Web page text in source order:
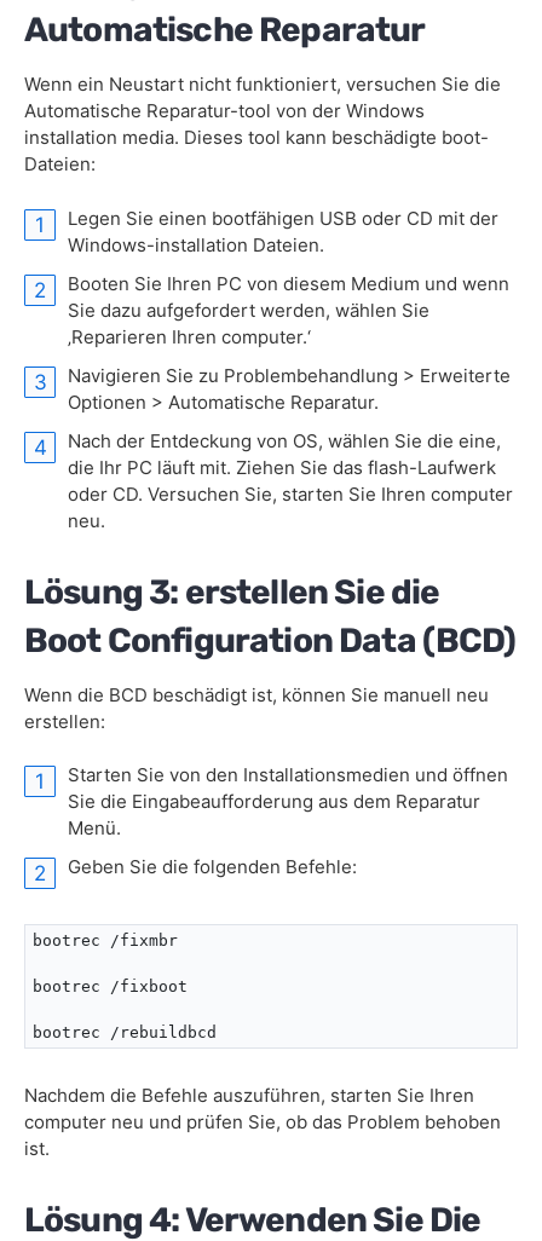
Automatische Reparatur
Wenn ein Neustart nicht funktioniert, versuchen Sie die
Automatische Reparatur-tool von der Windows
installation media. Dieses tool kann beschädigte boot-
Dateien:
Legen Sie einen bootfähigen USB oder CD mit der
Windows-installation Dateien.
Booten Sie Ihren PC von diesem Medium und wenn
Sie dazu aufgefordert werden, wählen Sie
‚Reparieren Ihren computer.‘
Navigieren Sie zu Problembehandlung > Erweiterte
Optionen > Automatische Reparatur.
Nach der Entdeckung von OS, wählen Sie die eine,
die Ihr PC läuft mit. Ziehen Sie das flash-Laufwerk
oder CD. Versuchen Sie, starten Sie Ihren computer
neu.
Lösung 3: erstellen Sie die
Boot Configuration Data (BCD)
Wenn die BCD beschädigt ist, können Sie manuell neu
erstellen:
Starten Sie von den Installationsmedien und öffnen
Sie die Eingabeaufforderung aus dem Reparatur
Menü.
Geben Sie die folgenden Befehle:
bootrec /fixmbr
bootrec /fixboot
bootrec /rebuildbcd
Nachdem die Befehle auszuführen, starten Sie Ihren
computer neu und prüfen Sie, ob das Problem behoben
ist.
Lösung 4: Verwenden Sie Die